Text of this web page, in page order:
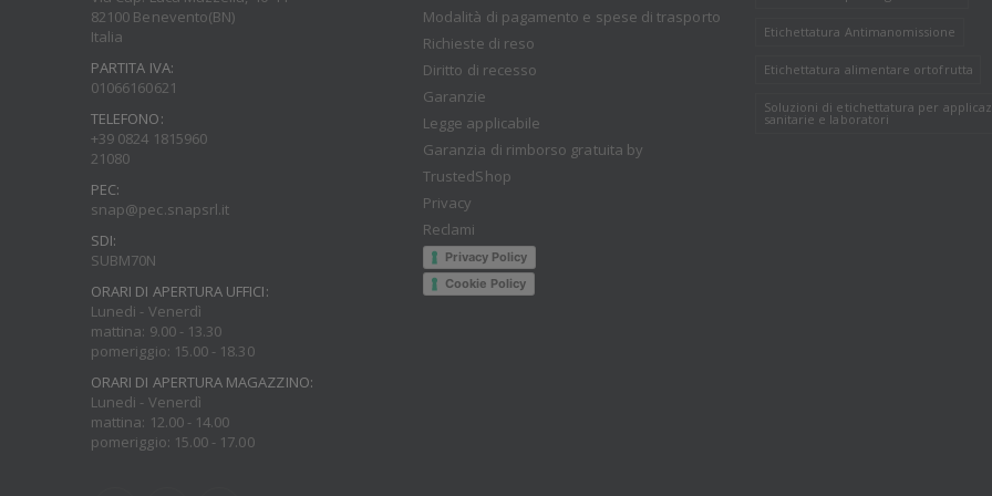
82100 Benevento(BN)
Italia
PARTITA IVA:
01066160621
TELEFONO:
+39 0824 1815960
21080
PEC:
snap@pec.snapsrl.it
SDI:
SUBM70N
ORARI DI APERTURA UFFICI:
Lunedi - Venerdì
mattina: 9.00 - 13.30
pomeriggio: 15.00 - 18.30
ORARI DI APERTURA MAGAZZINO:
Lunedi - Venerdì
mattina: 12.00 - 14.00
pomeriggio: 15.00 - 17.00
Modalità di pagamento e spese di trasporto
Richieste di reso
Diritto di recesso
Garanzie
Legge applicabile
Garanzia di rimborso gratuita by
TrustedShop
Privacy
Reclami
Privacy Policy
Cookie Policy
Etichettatura Antimanomissione
Etichettatura alimentare ortofrutta
Soluzioni di etichettatura per
sanitarie e laboratori